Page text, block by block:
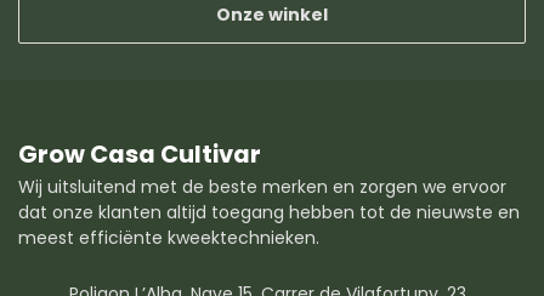
Onze winkel
Grow Casa Cultivar
Wij uitsluitend met de beste merken en zorgen we ervoor
dat onze klanten altijd toegang hebben tot de nieuwste en
meest efficiënte kweektechnieken.